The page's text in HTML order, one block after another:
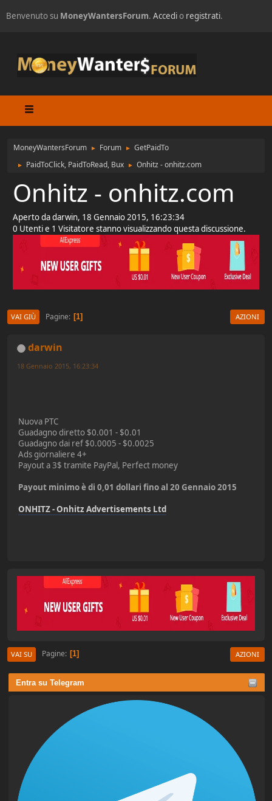
Benvenuto su MoneyWantersForum. Accedio registrati.
MoneyWantersForum ► Forum ► GetPaidTo
► PaidToClick, PaidToRead, Bux ► Onhitz - onhitz.com
Entra su Telegram
Onhitz - onhitz.com
Aperto da darwin, 18 Gennaio 2015, 16:23:34
0 Utenti e 1 Visitatore stanno visualizzando questa discussione.
VAI GIÙ Pagine 1 AZIONI
darwin
18 Gennaio 2015, 16:23:34
Nuova PTC
Guadagno diretto $0.001 - $0.01
Guadagno dai ref $0.0005 - $0.0025
Ads giornaliere 4+
Payout a 3$ tramite PayPal, Perfect money
Payout minimo è di 0,01 dollari fino al 20 Gennaio 2015
ONHITZ - Onhitz Advertisements Ltd
VAI SU Pagine 1 AZIONI